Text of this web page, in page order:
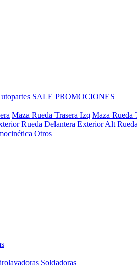
SALE PROMOCIONES
Maza Rueda Trasera Izq Maza Rueda
Rueda Delantera Exterior Alt
Otros
Soldadoras